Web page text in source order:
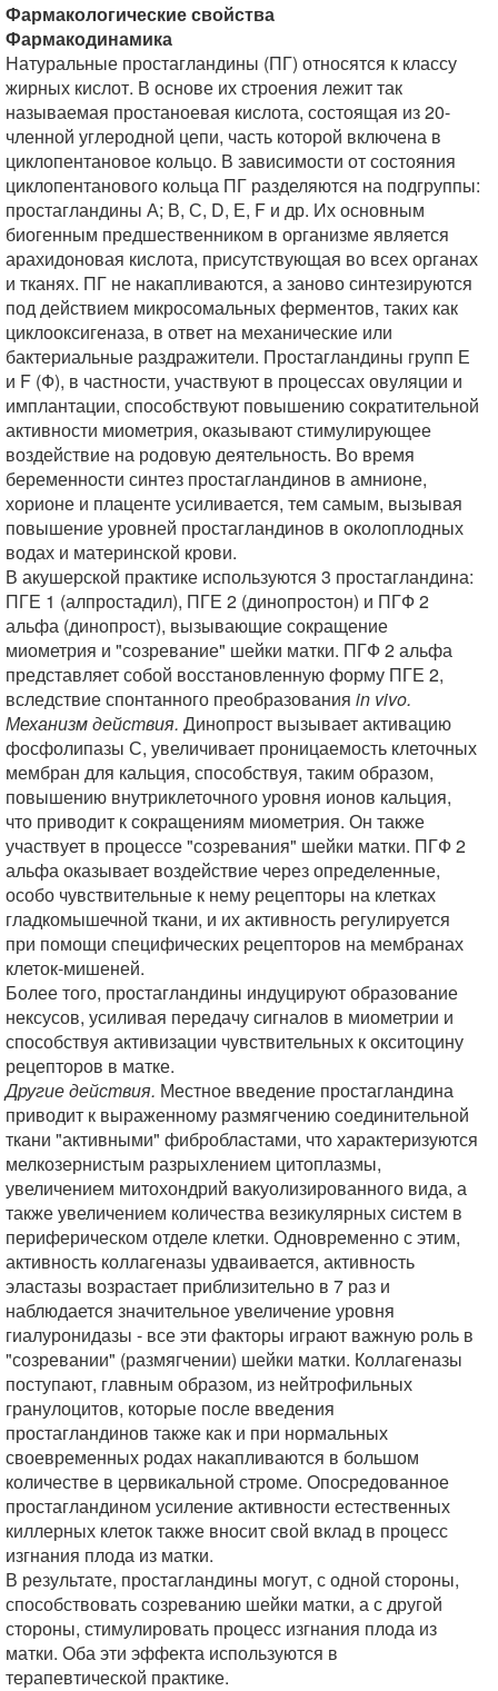
Фармакологические свойства
Фармакодинамика
Натуральные простагландины (ПГ) относятся к классу
жирных кислот. В основе их строения лежит так
называемая простаноевая кислота, состоящая из 20-
членной углеродной цепи, часть которой включена в
циклопентановое кольцо. В зависимости от состояния
циклопентанового кольца ПГ разделяются на подгруппы:
простагландины А; В, С, D, Е, F и др. Их основным
биогенным предшественником в организме является
арахидоновая кислота, присутствующая во всех органах
и тканях. ПГ не накапливаются, а заново синтезируются
под действием микросомальных ферментов, таких как
циклооксигеназа, в ответ на механические или
бактериальные раздражители. Простагландины групп Е
и F (Ф), в частности, участвуют в процессах овуляции и
имплантации, способствуют повышению сократительной
активности миометрия, оказывают стимулирующее
воздействие на родовую деятельность. Во время
беременности синтез простагландинов в амнионе,
хорионе и плаценте усиливается, тем самым, вызывая
повышение уровней простагландинов в околоплодных
водах и материнской крови.
В акушерской практике используются 3 простагландина:
ПГЕ 1 (алпростадил), ПГЕ 2 (динопростон) и ПГФ 2
альфа (динопрост), вызывающие сокращение
миометрия и "созревание" шейки матки. ПГФ 2 альфа
представляет собой восстановленную форму ПГЕ 2,
вследствие спонтанного преобразования in vivo.
Механизм действия. Динопрост вызывает активацию
фосфолипазы С, увеличивает проницаемость клеточных
мембран для кальция, способствуя, таким образом,
повышению внутриклеточного уровня ионов кальция,
что приводит к сокращениям миометрия. Он также
участвует в процессе "созревания" шейки матки. ПГФ 2
альфа оказывает воздействие через определенные,
особо чувствительные к нему рецепторы на клетках
гладкомышечной ткани, и их активность регулируется
при помощи специфических рецепторов на мембранах
клеток-мишеней.
Более того, простагландины индуцируют образование
нексусов, усиливая передачу сигналов в миометрии и
способствуя активизации чувствительных к окситоцину
рецепторов в матке.
Другие действия. Местное введение простагландина
приводит к выраженному размягчению соединительной
ткани "активными" фибробластами, что характеризуются
мелкозернистым разрыхлением цитоплазмы,
увеличением митохондрий вакуолизированного вида, а
также увеличением количества везикулярных систем в
периферическом отделе клетки. Одновременно с этим,
активность коллагеназы удваивается, активность
эластазы возрастает приблизительно в 7 раз и
наблюдается значительное увеличение уровня
гиалуронидазы - все эти факторы играют важную роль в
"созревании" (размягчении) шейки матки. Коллагеназы
поступают, главным образом, из нейтрофильных
гранулоцитов, которые после введения
простагландинов также как и при нормальных
своевременных родах накапливаются в большом
количестве в цервикальной строме. Опосредованное
простагландином усиление активности естественных
киллерных клеток также вносит свой вклад в процесс
изгнания плода из матки.
В результате, простагландины могут, с одной стороны,
способствовать созреванию шейки матки, а с другой
стороны, стимулировать процесс изгнания плода из
матки. Оба эти эффекта используются в
терапевтической практике.